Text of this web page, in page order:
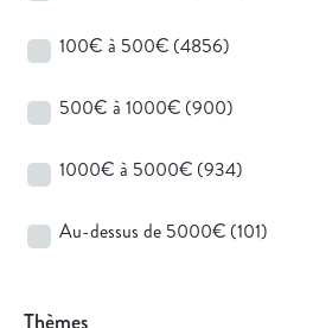
100€ à 500€ (4856)
500€ à 1000€ (900)
1000€ à 5000€ (934)
Au-dessus de 5000€ (101)